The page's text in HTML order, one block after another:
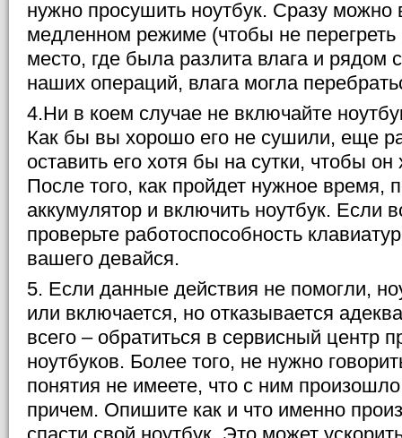
нужно просушить ноутбук. Сразу можно
медленном режиме (чтобы не
место, где была разлита влага и рядом
наших операций, влага могла
4.Ни в коем случае не включайте
Как бы вы хорошо его не сушили, еще
оставить его хотя бы на сутки, чтобы
После того, как пройдет нужное время,
аккумулятор и включить ноутбук. Если
проверьте работоспособность
вашего девайся.
5. Если данные действия не помогли,
или включается, но отказывается
всего – обратиться в сервисный центр
ноутбуков. Более того, не нужно
понятия не имеете, что с ним
причем. Опишите как и что именно